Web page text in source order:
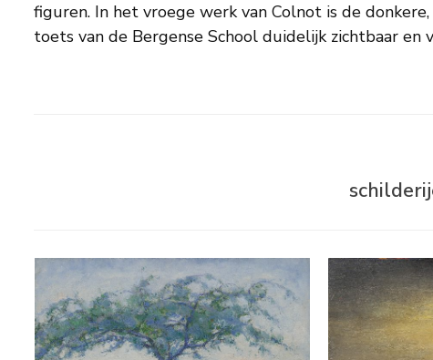
figuren. In het vroege werk van Colnot is de
toets van de Bergense School duidelijk zichtbaar en